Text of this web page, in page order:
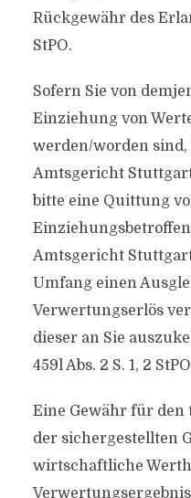
Rückgewähr des
StPO.
Sofern Sie von
Einziehung von
werden/worden sind,
Amtsgericht
bitte eine Quittung
Amtsgericht
Umfang einen
Verwertungserlös
dieser an Sie
459l Abs. 2 S. 1, 2
Eine Gewähr für den
der sichergestellten
wirtschaftliche